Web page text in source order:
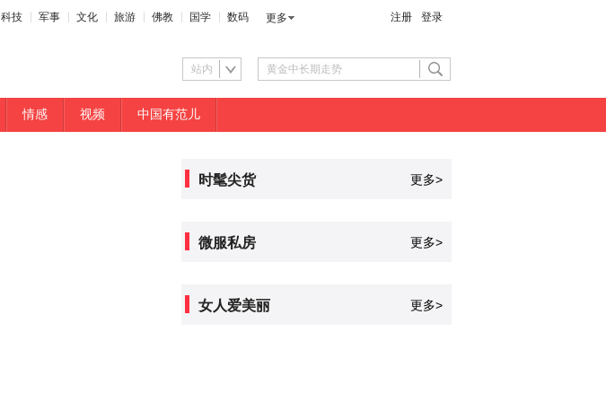
科技 军事 文化 旅游 佛教 国学 数码 更多 注册 登录
站内
情感 视频 中国有范儿
时髦尖货 更多>
微服私房 更多>
女人爱美丽 更多>